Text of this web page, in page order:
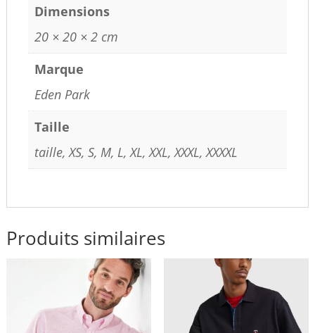
Dimensions
20 × 20 × 2 cm
Marque
Eden Park
Taille
taille, XS, S, M, L, XL, XXL, XXXL, XXXXL
Produits similaires